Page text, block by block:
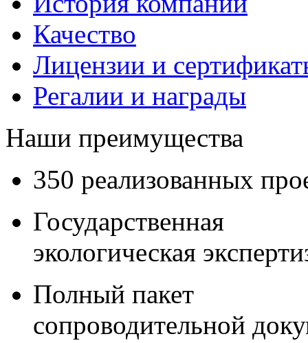
Качество
Лицензии и
Регалии и награды
Наши преимущества
350 реализованных
Государственная
экологическая
Полный пакет
сопроводительной